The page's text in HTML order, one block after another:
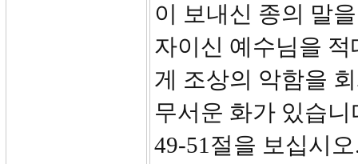
이 보내신 종의 말
자이신 예수님을
게 조상의 악함을
무서운 화가 있습니
49-51절을 보십시